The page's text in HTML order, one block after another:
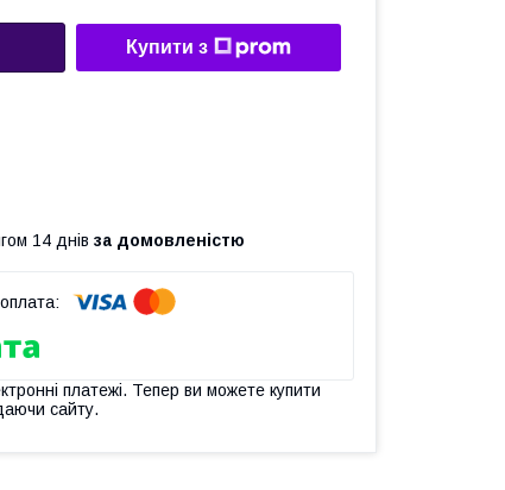
Купити з
14 днів за домовленістю
платежі. Тепер ви можете купити
сайту.